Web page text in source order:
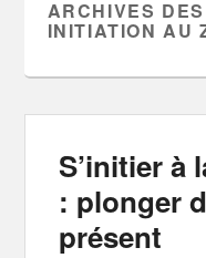
ARCHIVES
INITIATION AU
S’initier à
: plonger
présent